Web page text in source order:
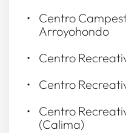
Centro
Arroyohondo
Centro
Centro
Centro
(Calima)